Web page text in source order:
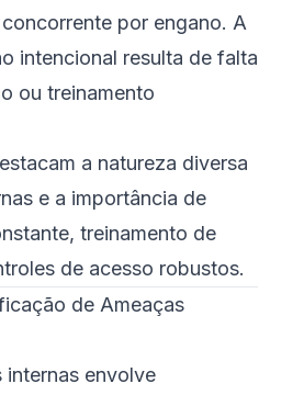
por engano. A
intencional resulta de falta
ou treinamento
a natureza diversa
e a importância de
treinamento de
de acesso robustos.
de Ameaças
internas envolve